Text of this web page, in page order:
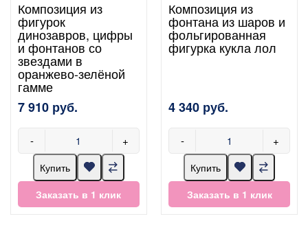
Композиция из
фигурок
динозавров, цифры
и фонтанов со
звездами в
оранжево-зелёной
гамме
7 910 руб.
- +
Купить
Заказать в 1 клик
Композиция из
фонтана из шаров и
фольгированная
фигурка кукла лол
4 340 руб.
- +
Купить
Заказать в 1 клик